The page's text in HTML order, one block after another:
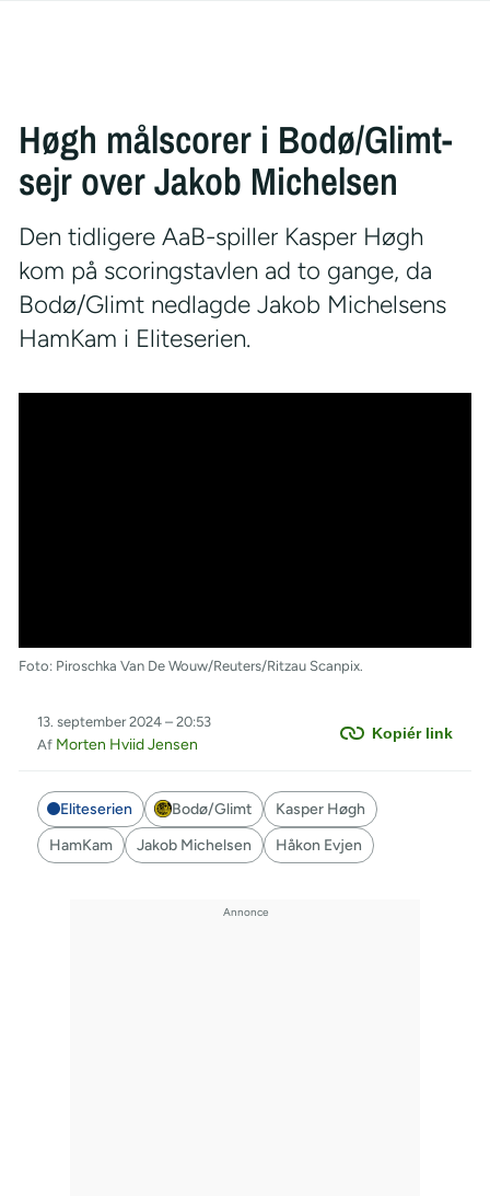
Høgh målscorer i Bodø/Glimt-
sejr over Jakob Michelsen
Den tidligere AaB-spiller Kasper Høgh
kom på scoringstavlen ad to gange, da
Bodø/Glimt nedlagde Jakob Michelsens
HamKam i Eliteserien.
Foto: Piroschka Van De Wouw/Reuters/Ritzau Scanpix.
Kopiér link
13. september 2024 – 20:53
Af Morten Hviid Jensen
Eliteserien Bodø/Glimt
Kasper Høgh
HamKam
Jakob Michelsen Håkon Evjen